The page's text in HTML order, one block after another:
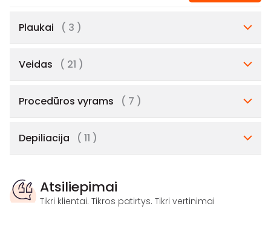
Plaukai ( 3 )
Veidas ( 21 )
Procedūros vyrams ( 7 )
Depiliacija ( 11 )
Atsiliepimai
Tikri klientai. Tikros patirtys. Tikri vertinimai